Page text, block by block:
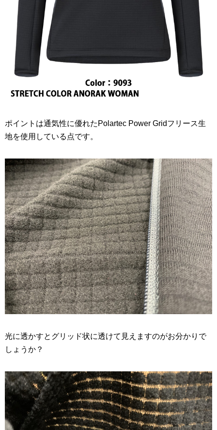
ポイントは通気性に優れたPolartec Power Gridフリース生
地を使用している点です。
光に透かすとグリッド状に透けて見えますのがお分かりで
しょうか？